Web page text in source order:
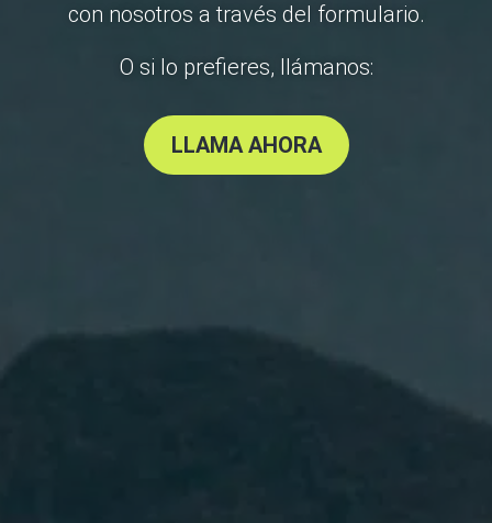
con nosotros a través del formulario.
O si lo prefieres, llámanos:
LLAMA AHORA